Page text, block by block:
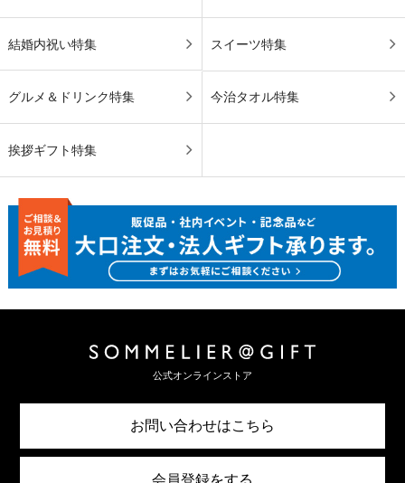
結婚内祝い特集 スイーツ特集
グルメ＆ドリンク特集 今治タオル特集
挨拶ギフト特集
公式オンラインストア
お問い合わせはこちら
会員登録をする